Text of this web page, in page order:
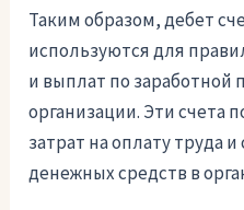
Таким образом, дебет
используются для
и выплат по заработной
организации. Эти счета
затрат на оплату труда
денежных средств в